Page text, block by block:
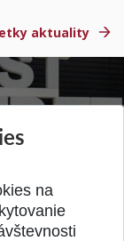
aktuality
Študentský tím z
jediný zastupoval
na